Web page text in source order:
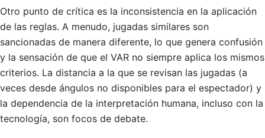
Otro punto de crítica es la inconsistencia en la aplicación
de las reglas. A menudo, jugadas similares son
sancionadas de manera diferente, lo que genera confusión
y la sensación de que el VAR no siempre aplica los mismos
criterios. La distancia a la que se revisan las jugadas (a
veces desde ángulos no disponibles para el espectador) y
la dependencia de la interpretación humana, incluso con la
tecnología, son focos de debate.